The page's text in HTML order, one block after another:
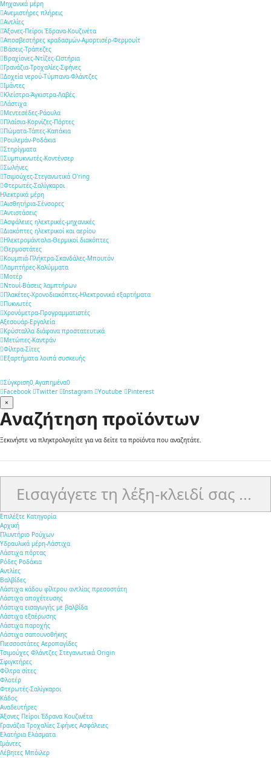
Μηχανικά μέρη
Ανεμιστήρες πλήρεις
Αντλίες
Άξονες-Πείροι Έδρανα-Κουζινέτα
Αποσβεστήρες κραδασμών-Αμορτισέρ-Φερμουίτ
Βάσεις-Τράπεζες
Βραχίονες-Ντίζες-Ωστήρια
Γρανάζια-Τροχαλίες-Σφήνες
Δοχεία νερού-Τύμπανα-Φλάντζες
Ιμάντες
Κλείστρα-Άγκιστρα-Λαβές
Λάστιχα
Μεντεσέδες-Ράουλα
Πλαίσια-Κορνίζες-Πόρτες
Πώματα-Τάπες-Καπάκια
Ρουλεμάν-Ροδάκια
Στηρίγματα
Συμπυκνωτές-Κοντένσερ
Σωλήνες
Τσιμούχες-Στεγανωτικά O'ring
Φτερωτές-Σαλίγκαροι
Ηλεκτρικά μέρη
Αισθητήρια-Σένσορες
Αντιστάσεις
Ασφάλειες ηλεκτρικές-μηχανικές
Διακόπτες ηλεκτρικοί και αερίου
Ηλεκτρομάνταλα-Θερμικοί διακόπτες
Θερμοστάτες
Κουμπιά-Πλήκτρα-Σκανδάλες-Μπουτόν
Λαμπτήρες-Καλύμματα
Μοτέρ
Ντουί-Βάσεις λαμπτήρων
Πλακέτες-Χρονοδιακόπτες-Ηλεκτρονικά εξαρτήματα
Πυκνωτές
Χρονόμετρα-Προγραμματιστές
Αξεσουάρ-Εργαλεία
Κρύσταλλα διάφανα προστατευτικά
Μετώπες-Καντράν
Φίλτρα-Σίτες
Εξαρτήματα λοιπά συσκευής
Σύγκριση0 Αγαπημένα0
Facebook
Twitter Instagram Youtube
Pinterest
×
Αναζήτηση προϊόντων
Ξεκινήστε να πληκτρολογείτε για να δείτε τα προϊόντα που αναζητάτε.
queryy
Επιλέξτε Κατηγορία
Αρχική
Πλυντήριο Ρούχων
Υδραυλικά μέρη-Λάστιχα
Λάστιχα πόρτας
Ρόδες Ροδάκια
Αντλίες
Βαλβίδες
Λάστιχα κάδου φίλτρου αντλίας πρεσοστάτη
Λάστιχα αποχέτευσης
Λάστιχα εισαγωγής με βαλβίδα
Λάστιχα εξαέρωσης
Λάστιχα παροχής
Λάστιχα σαπουνοθήκης
Πιεσσοστάτες Αεροπαγίδες
Τσιμούχες Φλάντζες Στεγανωτικά Origin
Σφιγκτήρες
Φίλτρα σίτες
Φλοτέρ
Φτερωτές-Σαλίγκαροι
Κάδος
Αναδευτήρες
Άξονες Πείροι Έδρανα Κουζινέτα
Γρανάζια Τροχαλίες Σφήνες Ασφάλειες
Ελατήρια Ελάσματα
Ιμάντες
Λέβητες Μπόιλερ